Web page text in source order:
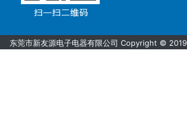
东莞市新友源电子电器有限公司 Copyright © 2019